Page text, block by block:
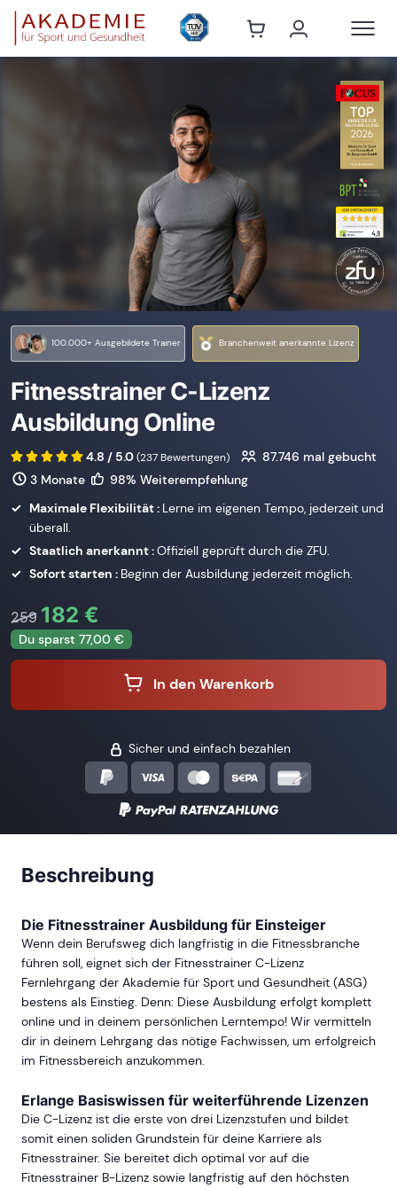
100.000+ Ausgebildete Trainer Branchenweit anerkannte Lizenz
Fitnesstrainer C-Lizenz
Ausbildung Online
4.8 / 5.0(237 Bewertungen) 87.746 mal gebucht
3 Monate
98% Weiterempfehlung
Maximale Flexibilität : Lerne im eigenen Tempo, jederzeit und
überall.
Staatlich anerkannt :Offiziell geprüft durch die ZFU.
Sofort starten : Beginn der Ausbildung jederzeit möglich.
259 182 €
Du sparst 77,00 €
In den Warenkorb
Sicher und einfach bezahlen
7484924
Beschreibung
Die Fitnesstrainer Ausbildung für Einsteiger
Wenn dein Berufsweg dich langfristig in die Fitnessbranche
führen soll, eignet sich der Fitnesstrainer C-Lizenz
Fernlehrgang der Akademie für Sport und Gesundheit (ASG)
bestens als Einstieg. Denn: Diese Ausbildung erfolgt komplett
online und in deinem persönlichen Lerntempo! Wir vermitteln
dir in deinem Lehrgang das nötige Fachwissen, um erfolgreich
im Fitnessbereich anzukommen.
Erlange Basiswissen für weiterführende Lizenzen
Die C-Lizenz ist die erste von drei Lizenzstufen und bildet
somit einen soliden Grundstein für deine Karriere als
Fitnesstrainer. Sie bereitet dich optimal vor auf die
Fitnesstrainer B-Lizenz sowie langfristig auf den höchsten